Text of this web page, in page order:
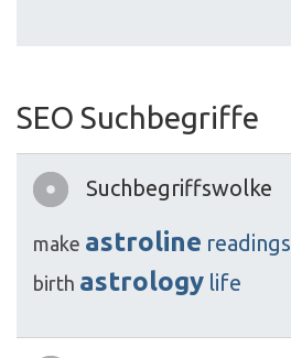
SEO Suchbegriffe
Suchbegriffswolke
make astroline readings
birth astrology life